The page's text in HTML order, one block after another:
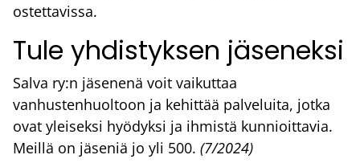
ostettavissa.
Tule yhdistyksen jäseneksi
Salva ry:n jäsenenä voit vaikuttaa
vanhustenhuoltoon ja kehittää palveluita, jotka
ovat yleiseksi hyödyksi ja ihmistä kunnioittavia.
Meillä on jäseniä jo yli 500. (7/2024)